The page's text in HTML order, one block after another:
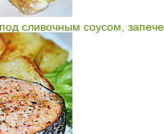
сливочным соусом,